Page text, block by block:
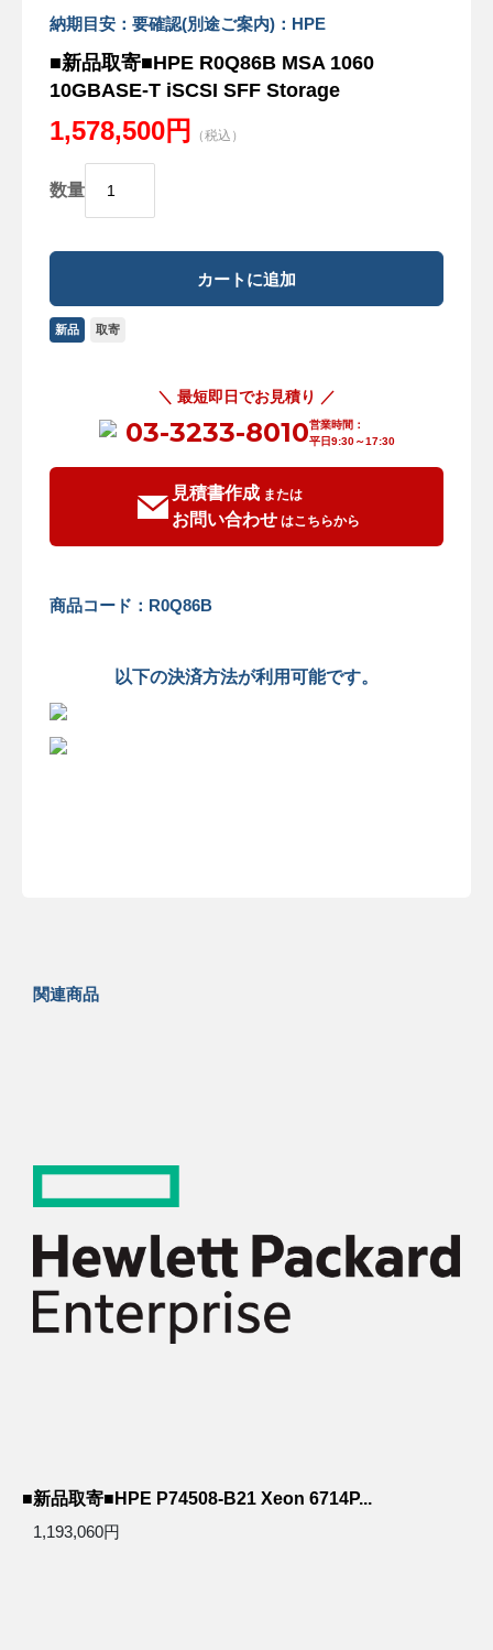
納期目安：要確認(別途ご案内)：HPE
■新品取寄■HPE R0Q86B MSA 1060
10GBASE-T iSCSI SFF Storage
1,578,500円 （税込）
数量
新品 取寄
＼ 最短即日でお見積り ／
03-3233-8010営業時間：
平日9:30～17:30
見積書作成または
お問い合わせはこちらから
商品コード：R0Q86B
以下の決済方法が利用可能です。
関連商品
■新品取寄■HPE P74508-B21 Xeon 6714P...
1,193,060円